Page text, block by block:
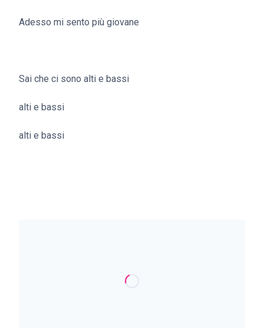
Adesso mi sento più giovane
Sai che ci sono alti e bassi
alti e bassi
alti e bassi